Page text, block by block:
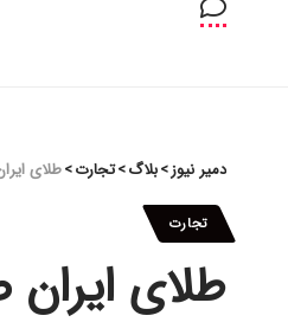
دمیر نیوز>بلاگ>تجارت>طلای
تجارت
طلای